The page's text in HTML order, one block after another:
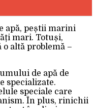
apă, peștii marini
mari. Totuși,
o altă problemă –
de apă de
specializate.
speciale care
În plus, rinichii